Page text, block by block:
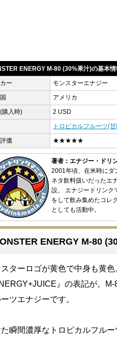
ENERGY M-80 (30%果汁)の基本情
ー
モンスターエナジー
アメリカ
購入時)
2 USD
トロピカルフルーツ(
価
★★★★★
著者：エナジー・ドリ
2001年頃、在米時にダ
ネタ飲料扱いだったエ
設。 エナジードリンク
をして飲み集めたコレ
としても活動中。
ENERGY M-80
ターロゴが黄色で中身も黄
』の表記が。
ツエナジーです。
た瞬間濃厚なトロピカルフル